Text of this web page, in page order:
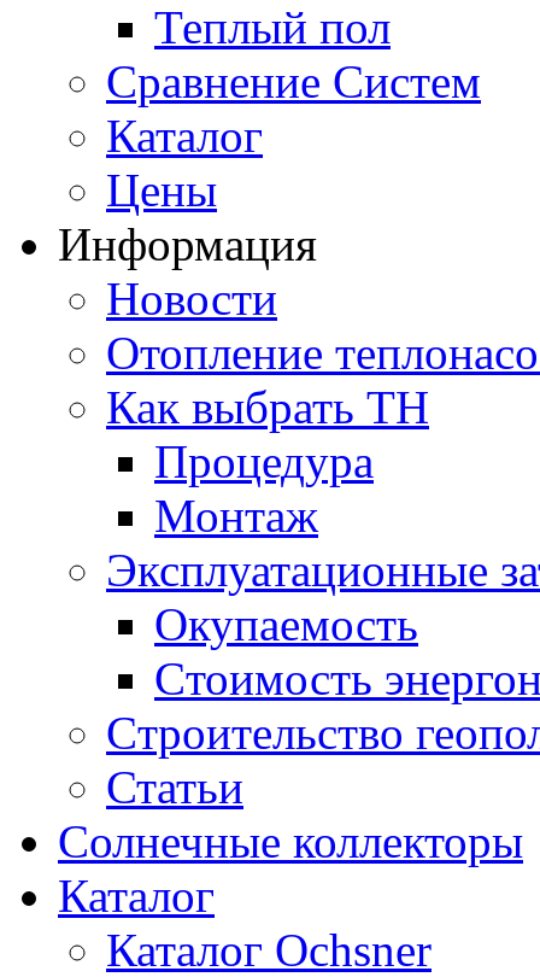
Теплый пол
Сравнение Систем
Каталог
Цены
Информация
Новости
Отопление
Как выбрать ТН
Процедура
Монтаж
Эксплуатационные
Окупаемость
Cтоимость
Cтроительство
Статьи
Солнечные коллекторы
Каталог
Каталог Ochsner